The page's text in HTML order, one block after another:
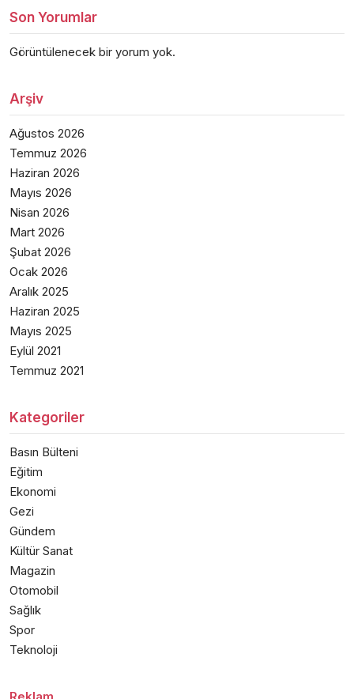
Son Yorumlar
Görüntülenecek bir yorum yok.
Arşiv
Ağustos 2026
Temmuz 2026
Haziran 2026
Mayıs 2026
Nisan 2026
Mart 2026
Şubat 2026
Ocak 2026
Aralık 2025
Haziran 2025
Mayıs 2025
Eylül 2021
Temmuz 2021
Kategoriler
Basın Bülteni
Eğitim
Ekonomi
Gezi
Gündem
Kültür Sanat
Magazin
Otomobil
Sağlık
Spor
Teknoloji